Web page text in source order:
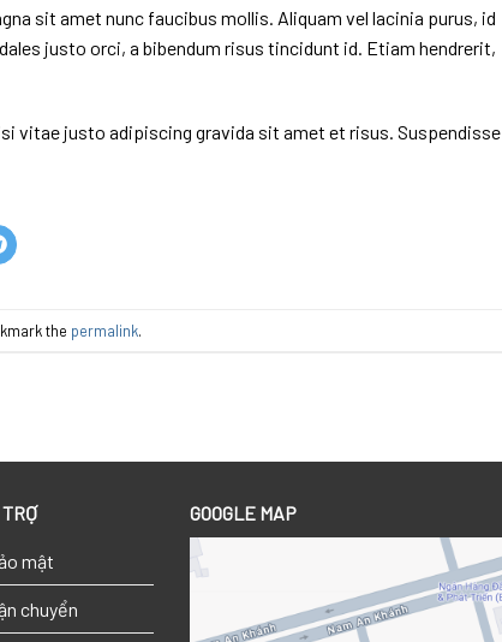
sit amet nunc faucibus mollis. Aliquam vel lacinia purus, id
justo orci, a bibendum risus tincidunt id. Etiam hendrerit,
vitae justo adipiscing gravida sit amet et risus. Suspendisse
the permalink.
mật
chuyển
GOOGLE MAP